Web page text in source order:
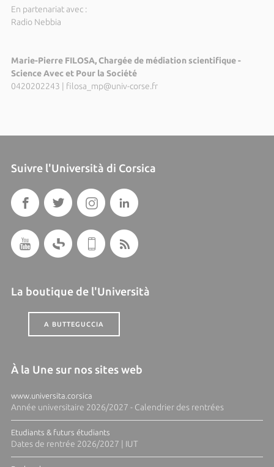
En partenariat avec :
Radio Nebbia
Marie-Pierre FILOSA, Chargée de médiation scientifique -
Science Avec et Pour la Société
0420202243 | filosa_mp@univ-corse.fr
Suivre l'Università di Corsica
La boutique de l'Università
A BUTTEGUCCIA
À la Une sur nos sites web
www.universita.corsica
Année universitaire 2026/2027 - Calendrier des rentrées
Etudiants & futurs étudiants
Dates de rentrée 2026/2027 | IUT